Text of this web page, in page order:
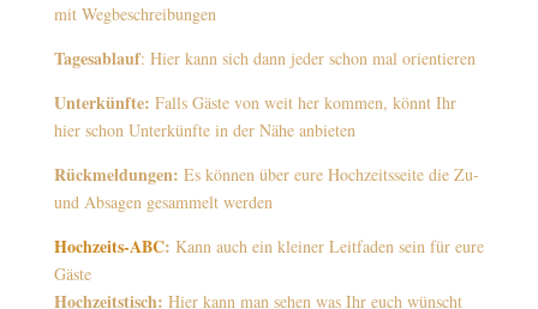
mit Wegbeschreibungen
Tagesablauf: Hier kann sich dann jeder schon mal orientieren
Unterkünfte: Falls Gäste von weit her kommen, könnt Ihr
hier schon Unterkünfte in der Nähe anbieten
Rückmeldungen: Es können über eure Hochzeitsseite die Zu-
und Absagen gesammelt werden
Hochzeits-ABC: Kann auch ein kleiner Leitfaden sein für eure
Gäste
Hochzeitstisch: Hier kann man sehen was Ihr euch wünscht